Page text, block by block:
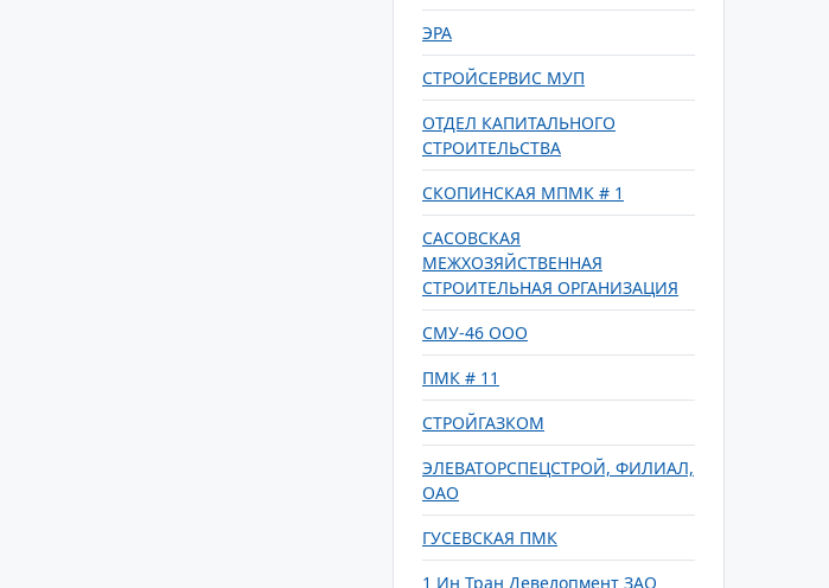
ЭРА
СТРОЙСЕРВИС МУП
ОТДЕЛ КАПИТАЛЬНОГО
СТРОИТЕЛЬСТВА
СКОПИНСКАЯ МПМК # 1
САСОВСКАЯ
МЕЖХОЗЯЙСТВЕННАЯ
СТРОИТЕЛЬНАЯ ОРГАНИЗАЦИЯ
СМУ-46 ООО
ПМК # 11
СТРОЙГАЗКОМ
ЭЛЕВАТОРСПЕЦСТРОЙ, ФИЛИАЛ,
ОАО
ГУСЕВСКАЯ ПМК
1 Ин Тран Девелопмент ЗАО